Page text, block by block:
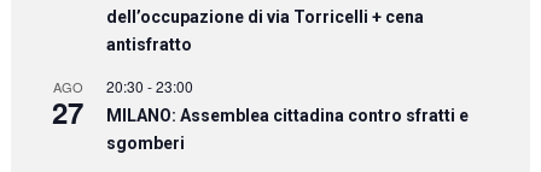
dell’occupazione di via Torricelli + cena
antisfratto
AGO
27
20:30 -23:00
MILANO: Assemblea cittadina contro sfratti e
sgomberi